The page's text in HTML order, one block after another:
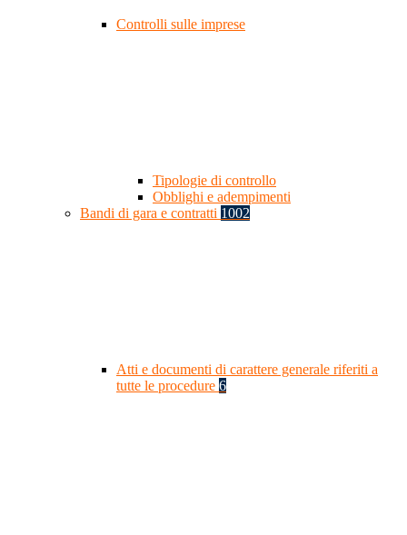
Controlli sulle imprese
Tipologie di controllo
Obblighi e adempimenti
Bandi di gara e contratti 1002
Atti e documenti di carattere generale riferiti a
tutte le procedure 6